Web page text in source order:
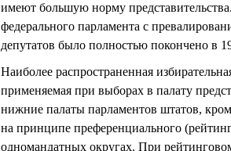
имеют большую норму
федерального парламента с
депутатов было полностью покончено в
Наиболее распространенная
применяемая при выборах в палату
нижние палаты парламентов штатов,
на принципе преференциального
одномандатных округах. При